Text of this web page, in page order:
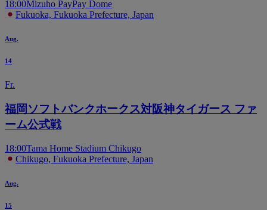
18:00Mizuho PayPay Dome
Fukuoka, Fukuoka Prefecture, Japan
Aug.
14
Fr.
福岡ソフトバンクホークス対阪神タイガース ファ
ーム公式戦
18:00Tama Home Stadium Chikugo
Chikugo, Fukuoka Prefecture, Japan
Aug.
15